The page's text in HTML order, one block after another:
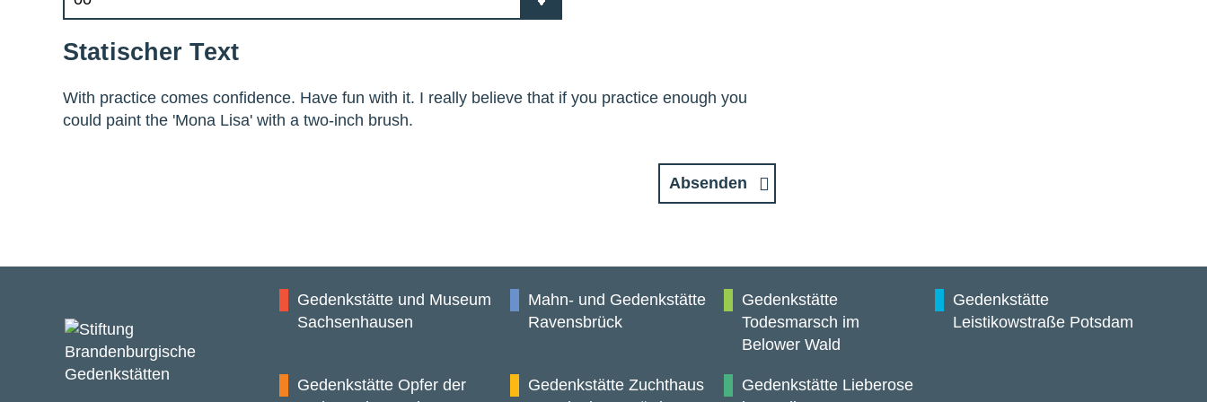
Statischer Text
With practice comes confidence. Have fun with it. I really believe that if you practice enough you
could paint the 'Mona Lisa' with a two-inch brush.
Absenden
Gedenkstätte und Museum
Sachsenhausen
Mahn- und Gedenkstätte
Ravensbrück
Gedenkstätte
Todesmarsch im
Belower Wald
Gedenkstätte
Leistikowstraße Potsdam
Gedenkstätte Opfer der
Gedenkstätte Zuchthaus
Gedenkstätte Lieberose